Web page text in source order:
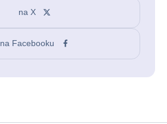
na X
na Facebooku